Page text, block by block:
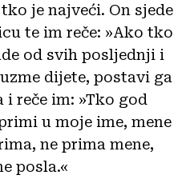
je najveći. On sjede
te im reče: »Ako tko
od svih posljednji i
dijete, postavi ga
reče im: »Tko god
u moje ime, mene
ne prima mene,
posla.«